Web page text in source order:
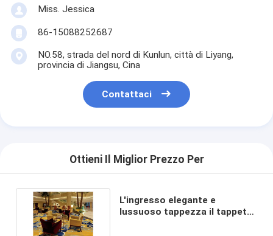
Miss. Jessica
86-15088252687
NO.58, strada del nord di Kunlun, città di Liyang,
provincia di Jiangsu, Cina
Contattaci
Ottieni Il Miglior Prezzo Per
L'ingresso elegante e
lussuoso tappezza il tappeto